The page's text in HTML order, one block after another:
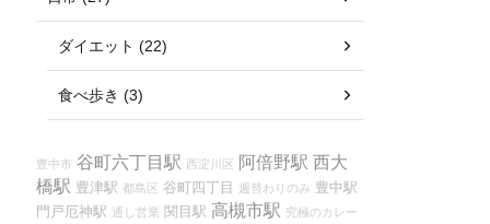
ダイエット (22)
食べ歩き (3)
豊中市 谷町六丁目駅 西淀川区 阿倍野駅 西大
橋駅 豊津駅 都島区 谷町四丁目 週替わりのみ 豊中駅
門戸厄神駅 通し営業 関目駅 高槻市駅 究極のカレー